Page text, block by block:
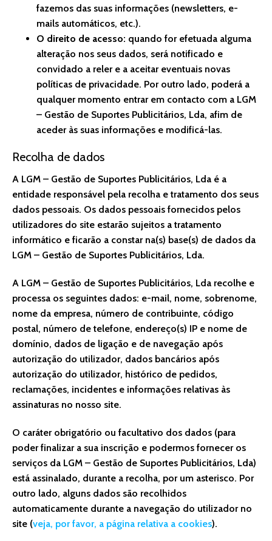
fazemos das suas informações (newsletters, e-
mails automáticos, etc.).
O direito de acesso: quando for efetuada alguma
alteração nos seus dados, será notificado e
convidado a reler e a aceitar eventuais novas
políticas de privacidade. Por outro lado, poderá a
qualquer momento entrar em contacto com a LGM
– Gestão de Suportes Publicitários, Lda, afim de
aceder às suas informações e modificá-las.
Recolha de dados
A LGM – Gestão de Suportes Publicitários, Lda é a
entidade responsável pela recolha e tratamento dos seus
dados pessoais. Os dados pessoais fornecidos pelos
utilizadores do site estarão sujeitos a tratamento
informático e ficarão a constar na(s) base(s) de dados da
LGM – Gestão de Suportes Publicitários, Lda.
A LGM – Gestão de Suportes Publicitários, Lda recolhe e
processa os seguintes dados: e-mail, nome, sobrenome,
nome da empresa, número de contribuinte, código
postal, número de telefone, endereço(s) IP e nome de
domínio, dados de ligação e de navegação após
autorização do utilizador, dados bancários após
autorização do utilizador, histórico de pedidos,
reclamações, incidentes e informações relativas às
assinaturas no nosso site.
O caráter obrigatório ou facultativo dos dados (para
poder finalizar a sua inscrição e podermos fornecer os
serviços da LGM – Gestão de Suportes Publicitários, Lda)
está assinalado, durante a recolha, por um asterisco. Por
outro lado, alguns dados são recolhidos
automaticamente durante a navegação do utilizador no
site (veja, por favor, a página relativa a cookies).